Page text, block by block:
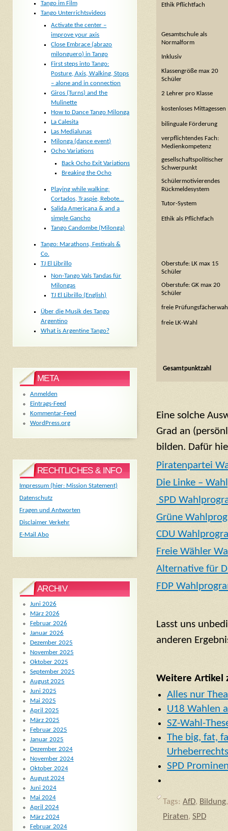
Ethik Pflichtfach
Gesamtschule als
Normalform
Inklusiv
Klassengröße max 20
Schüler
2 Lehrer pro Klasse
kostenloses Mittagessen
bilinguale Förderung
verpflichtendes Fach:
Medienkompetenz
gesellschaftspolitischer
Schwerpunkt
Schülermotivierendes
Rückmeldesystem
Tutor-System
Ethik als Pflichtfach
Oberstufe: LK max 15
Schüler
Oberstufe: GK max 20
Schüler
freie
freie LK-Wahl
Gesamtpunktzahl
Eine solche
Grad an
bilden. Dafür
Piratenpartei
Die Linke –
SPD
Grüne
CDU
Freie Wähler
Alternative für
FDP
Lasst uns
anderen
Weitere Artikel
Alles nur
U18 Wahlen
SZ-Wahl-
The big, fat,
SPD
Tags: AfD, Bildung
Piraten, SPD
Tango im Film
Tango Unterrichtsvideos
Activate the center –
improve your axis
Close Embrace (abrazo
milonguero) in Tango
First steps into Tango:
Posture, Axis, Walking, Stops
– alone and in connection
Giros (Turns) and the
Mulinette
How to Dance Tango Milonga
La Calesita
Las Medialunas
Milonga (dance event)
Ocho Variations
Back Ocho Exit Variations
Breaking the Ocho
Playing while walking:
Cortados, Traspie, Rebote…
Salida Americana & and a
simple Gancho
Tango Candombe (Milonga)
Tango: Marathons, Festivals &
Co.
TJ El Librillo
Non-Tango Vals Tandas für
Milongas
TJ El Librillo (English)
Über die Musik des Tango
Argentino
What is Argentine Tango?
META
Anmelden
Eintrags-Feed
Kommentar-Feed
WordPress.org
RECHTLICHES & INFO
Impressum (hier: Mission Statement)
Datenschutz
Fragen und Antworten
Disclaimer Verkehr
E-Mail Abo
ARCHIV
Juni 2026
März 2026
Februar 2026
Januar 2026
Dezember 2025
November 2025
Oktober 2025
September 2025
August 2025
Juni 2025
Mai 2025
April 2025
März 2025
Februar 2025
Januar 2025
Dezember 2024
November 2024
Oktober 2024
August 2024
Juni 2024
Mai 2024
April 2024
März 2024
Februar 2024